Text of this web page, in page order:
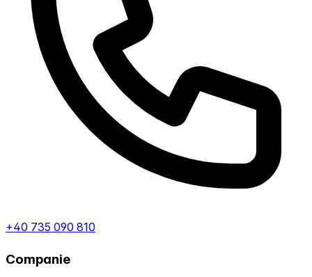
+40 735 090 810
Companie